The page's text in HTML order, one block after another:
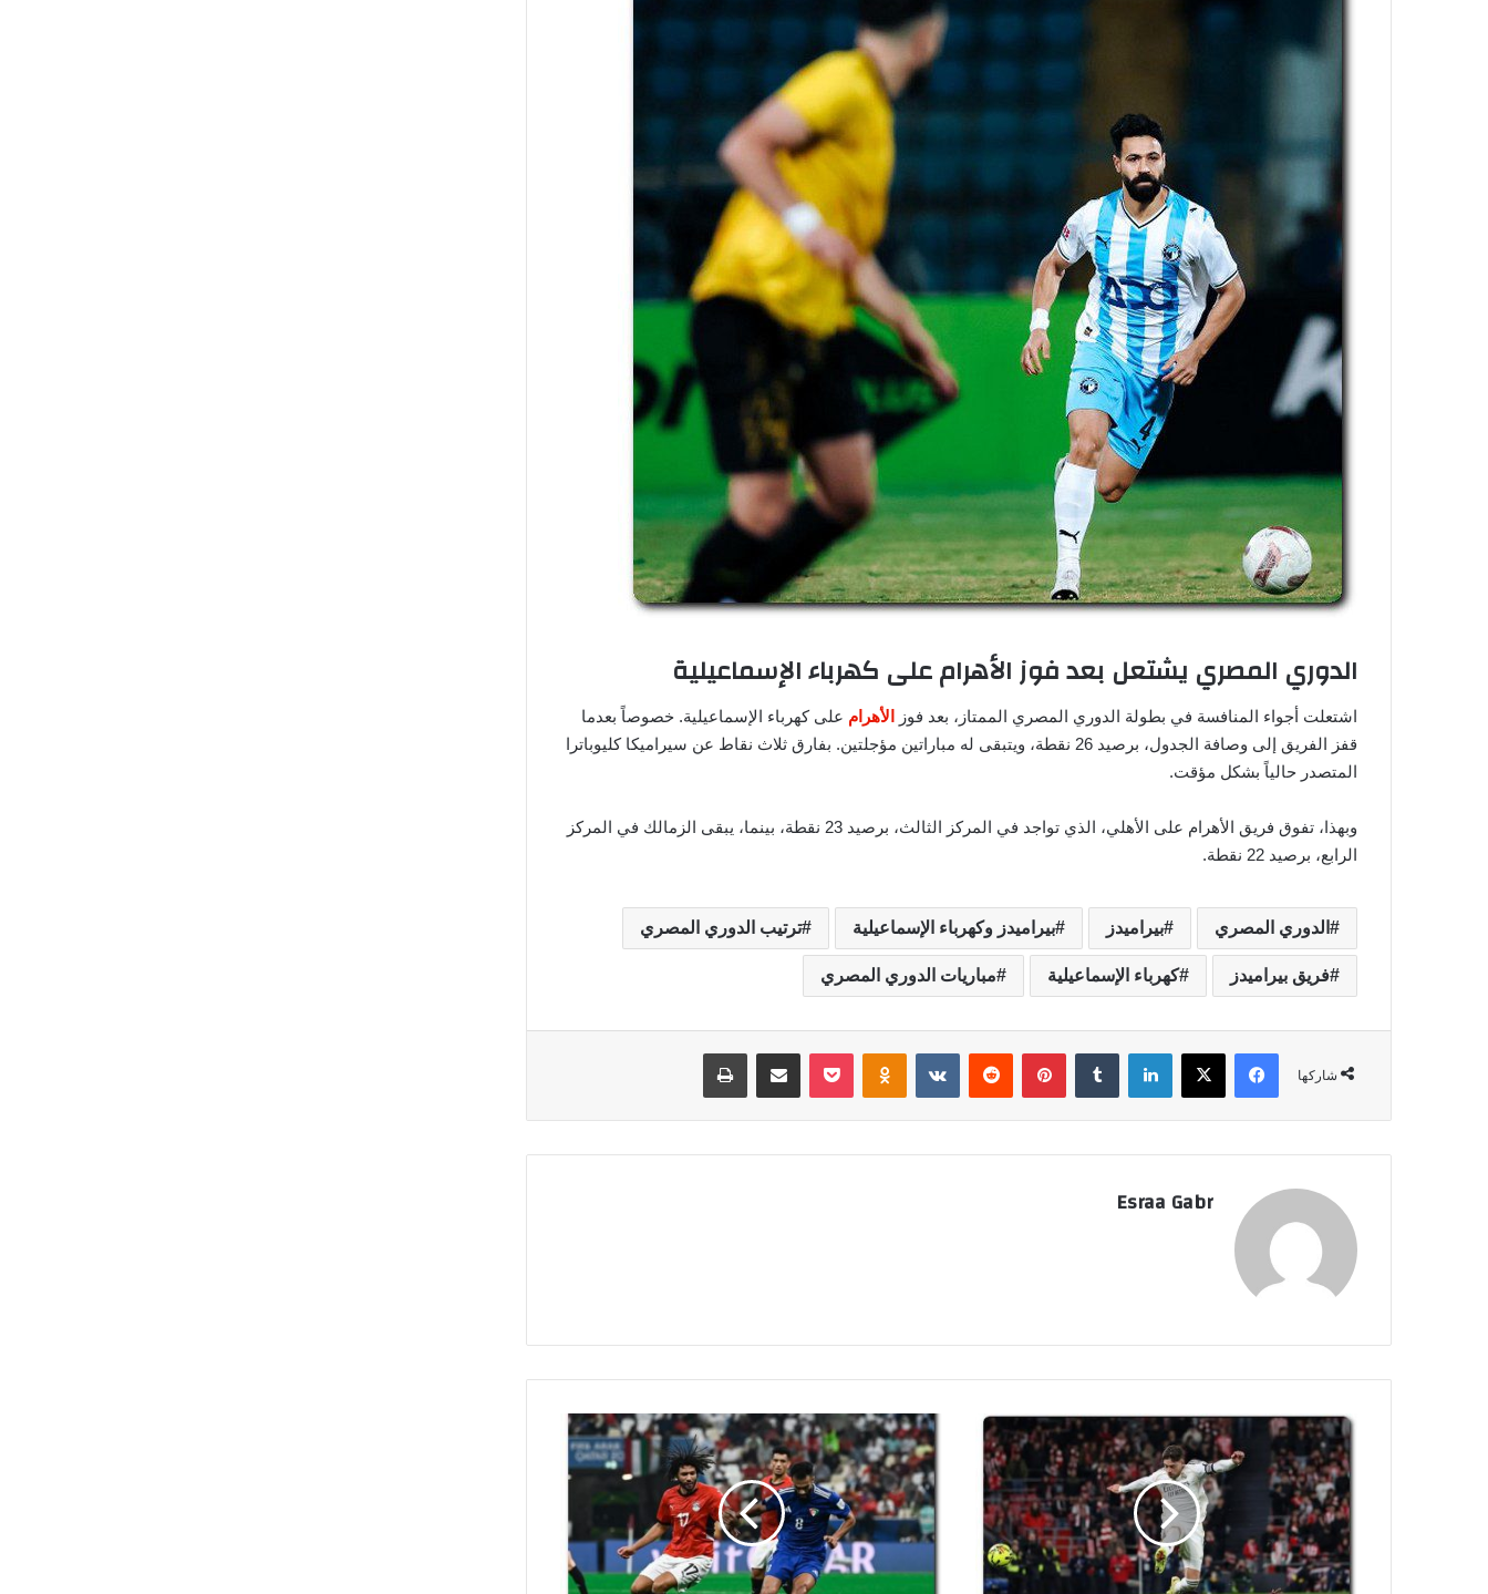
الدوري المصري يشتعل بعد فوز الأهرام على كهرباء الإسماعيلية
اشتعلت أجواء المنافسة في بطولة الدوري المصري الممتاز، بعد فوز الأهرام على كهرباء الإسماعيلية. خصوصاً بعدما
قفز الفريق إلى وصافة الجدول، برصيد 26 نقطة، ويتبقى له مباراتين مؤجلتين. بفارق ثلاث نقاط عن سيراميكا كليوباترا
المتصدر حالياً بشكل مؤقت.
وبهذا، تفوق فريق الأهرام على الأهلي، الذي تواجد في المركز الثالث، برصيد 23 نقطة، بينما، يبقى الزمالك في المركز
الرابع، برصيد 22 نقطة.
الدوري المصري بيراميدز بيراميدز وكهرباء الإسماعيلية ترتيب الدوري المصري
فريق بيراميدز كهرباء الإسماعيلية مباريات الدوري المصري
شاركها
فيسبوك ‫X لينكدإن بينتيريست
Esraa Gabr
ر
ل
ب
م